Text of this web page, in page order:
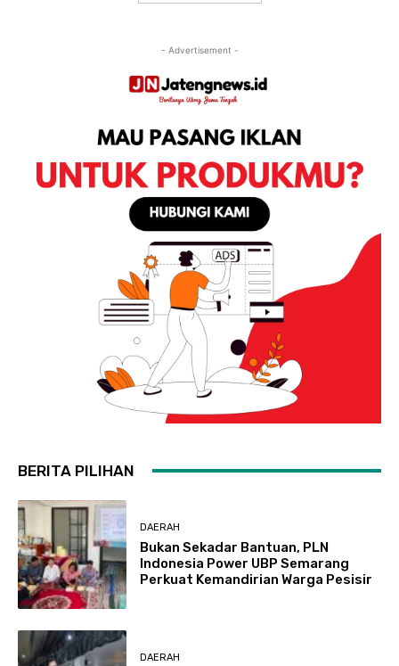
- Advertisement -
BERITA PILIHAN
DAERAH
Bukan Sekadar Bantuan, PLN
Indonesia Power UBP Semarang
Perkuat Kemandirian Warga Pesisir
DAERAH